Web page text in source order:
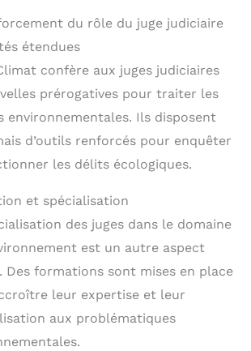
du rôle du juge judiciaire
étendues
confère aux juges judiciaires
prérogatives pour traiter les
environnementales. Ils disposent
d’outils renforcés pour enquêter
les délits écologiques.
et spécialisation
des juges dans le domaine
est un autre aspect
Des formations sont mises en place
leur expertise et leur
aux problématiques